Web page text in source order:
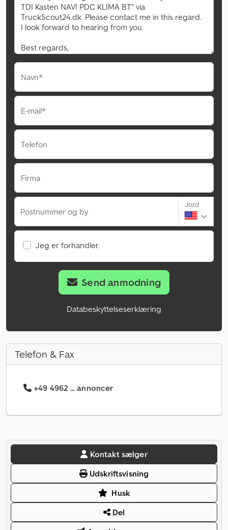
Navn*
E-mail*
Telefon
Firma
Postnummer og by
Jord
Jeg er forhandler.
Send anmodning
Databeskyttelseserklæring
Telefon & Fax
+49 4962 ... annoncer
Kontakt sælger
Udskriftsvisning
Husk
Del